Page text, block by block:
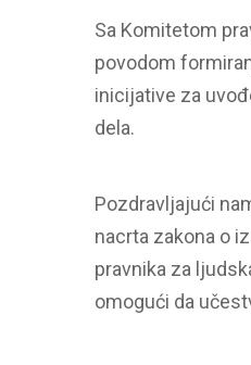
Sa Komitetom
povodom
inicijative za
dela.
Pozdravljajući
nacrta zakona o
pravnika za
omogući da